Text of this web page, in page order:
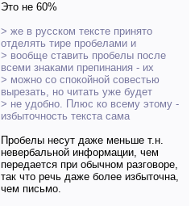
Это не 60%
> же в русском тексте принято
отделять тире пробелами и
> вообще ставить пробелы после
всеми знаками препинания - их
> можно со спокойной совестью
вырезать, но читать уже будет
> не удобно. Плюс ко всему этому -
избыточность текста сама
Пробелы несут даже меньше т.н.
невербальной информации, чем
передается при обычном разговоре,
так что речь даже более избыточна,
чем письмо.